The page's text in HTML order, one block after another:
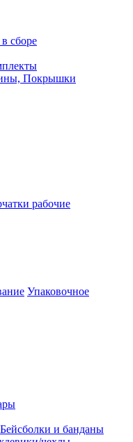
сборе
Покрышки
рабочие
Упаковочное
Бейсболки и банданы